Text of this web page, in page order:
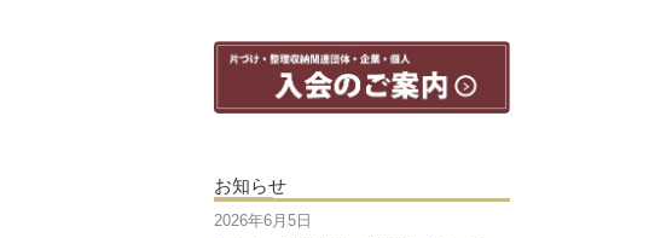
お知らせ
2026年6月5日